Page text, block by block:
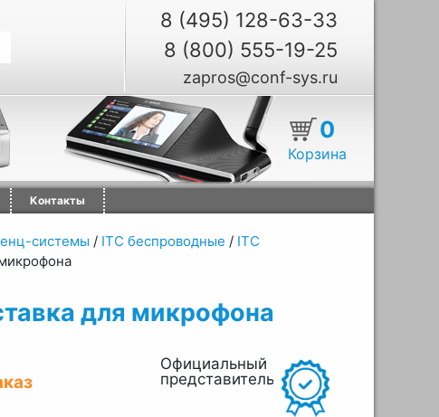
8 (495) 128-63-33
8 (800) 555-19-25
zapros@conf-sys.ru
0
Корзина
Контакты
системы / ITC беспроводные / ITC
для микрофона
Официальный
представитель